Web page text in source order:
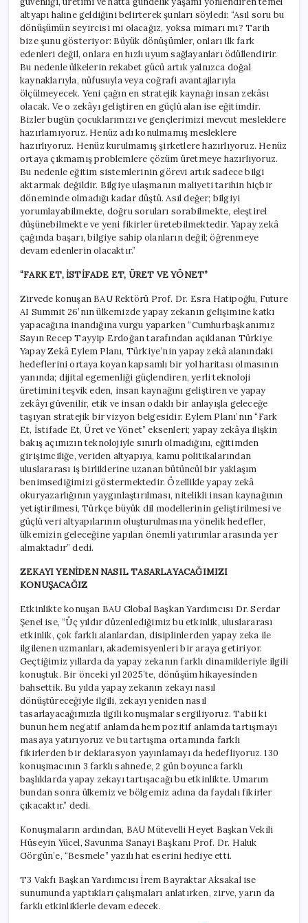
altyapı haline geldiğini belirterek şunları söyledi: “Asıl soru bu
dönüşümün seyircisi mi olacağız, yoksa mimarı mı? Tarih
bize şunu gösteriyor: Büyük dönüşümler, onları ilk fark
edenleri değil, onlara en hızlı uyum sağlayanları ödüllendirir.
Bu nedenle ülkelerin rekabet gücü artık yalnızca doğal
kaynaklarıyla, nüfusuyla veya coğrafi avantajlarıyla
ölçülmeyecek. Yeni çağın en stratejik kaynağı insan zekâsı
olacak. Ve o zekâyı geliştiren en güçlü alan ise eğitimdir.
Bizler bugün çocuklarımızı ve gençlerimizi mevcut mesleklere
hazırlamıyoruz. Henüz adı konulmamış mesleklere
hazırlıyoruz. Henüz kurulmamış şirketlere hazırlıyoruz. Henüz
ortaya çıkmamış problemlere çözüm üretmeye hazırlıyoruz.
Bu nedenle eğitim sistemlerinin görevi artık sadece bilgi
aktarmak değildir. Bilgiye ulaşmanın maliyeti tarihin hiçbir
döneminde olmadığı kadar düştü. Asıl değer; bilgiyi
yorumlayabilmekte, doğru soruları sorabilmekte, eleştirel
düşünebilmekte ve yeni fikirler üretebilmektedir. Yapay zekâ
çağında başarı, bilgiye sahip olanların değil; öğrenmeye
devam edenlerin olacaktır.”
“FARK ET, İSTİFADE ET, ÜRET VE YÖNET”
Zirvede konuşan BAU Rektörü Prof. Dr. Esra Hatipoğlu, Future
AI Summit 26’nın ülkemizde yapay zekanın gelişimine katkı
yapacağına inandığına vurgu yaparken “Cumhurbaşkanımız
Sayın Recep Tayyip Erdoğan tarafından açıklanan Türkiye
Yapay Zekâ Eylem Planı, Türkiye’nin yapay zekâ alanındaki
hedeflerini ortaya koyan kapsamlı bir yol haritası olmasının
yanında; dijital egemenliği güçlendiren, yerli teknoloji
üretimini teşvik eden, insan kaynağını geliştiren ve yapay
zekâyı güvenilir, etik ve insan odaklı bir anlayışla geleceğe
taşıyan stratejik bir vizyon belgesidir. Eylem Planı’nın “Fark
Et, İstifade Et, Üret ve Yönet” eksenleri; yapay zekâya ilişkin
bakış açımızın teknolojiyle sınırlı olmadığını, eğitimden
girişimciliğe, veriden altyapıya, kamu politikalarından
uluslararası iş birliklerine uzanan bütüncül bir yaklaşım
benimsediğimizi göstermektedir. Özellikle yapay zekâ
okuryazarlığının yaygınlaştırılması, nitelikli insan kaynağının
yetiştirilmesi, Türkçe büyük dil modellerinin geliştirilmesi ve
güçlü veri altyapılarının oluşturulmasına yönelik hedefler,
ülkemizin geleceğine yapılan önemli yatırımlar arasında yer
almaktadır” dedi.
ZEKAYI YENİDEN NASIL TASARLAYACAĞIMIZI
KONUŞACAĞIZ
Etkinlikte konuşan BAU Global Başkan Yardımcısı Dr. Serdar
Şenel ise, “Üç yıldır düzenlediğimiz bu etkinlik, uluslararası
etkinlik, çok farklı alanlardan, disiplinlerden yapay zeka ile
ilgilenen uzmanları, akademisyenleri bir araya getiriyor.
Geçtiğimiz yıllarda da yapay zekanın farklı dinamikleriyle ilgili
konuştuk. Bir önceki yıl 2025’te, dönüşüm hikayesinden
bahsettik. Bu yılda yapay zekanın zekayı nasıl
dönüştüreceğiyle ilgili, zekayı yeniden nasıl
tasarlayacağımızla ilgili konuşmalar sergiliyoruz. Tabii ki
bunun hem negatif anlamda hem pozitif anlamda tartışmayı
masaya yatırıyoruz ve bu tartışma ortamında farklı
fikirlerden bir deklarasyon yayınlamayı da hedefliyoruz. 130
konuşmacının 3 farklı sahnede, 2 gün boyunca farklı
başlıklarda yapay zekayı tartışacağı bu etkinlikte. Umarım
bundan sonra ülkemiz ve bölgemiz adına da faydalı fikirler
çıkacaktır.” dedi.
Konuşmaların ardından, BAU Mütevelli Heyet Başkan Vekili
Hüseyin Yücel, Savunma Sanayi Başkanı Prof. Dr. Haluk
Görgün’e, “Besmele” yazılı hat eserini hediye etti.
T3 Vakfı Başkan Yardımcısı İrem Bayraktar Aksakal ise
sunumunda yaptıkları çalışmaları anlatırken, zirve, yarın da
farklı etkinliklerle devam edecek.